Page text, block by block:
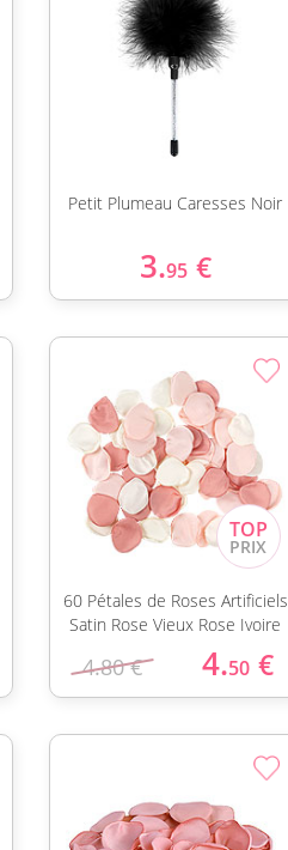
Petit Plumeau Caresses Noir
3.95 €
60 Pétales de Roses Artificiels
Satin Rose Vieux Rose Ivoire
4.80 € 4.50 €